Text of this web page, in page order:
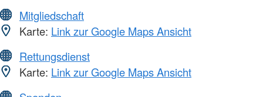
Mitgliedschaft
Karte: Link zur Google Maps Ansicht
Rettungsdienst
Karte: Link zur Google Maps Ansicht